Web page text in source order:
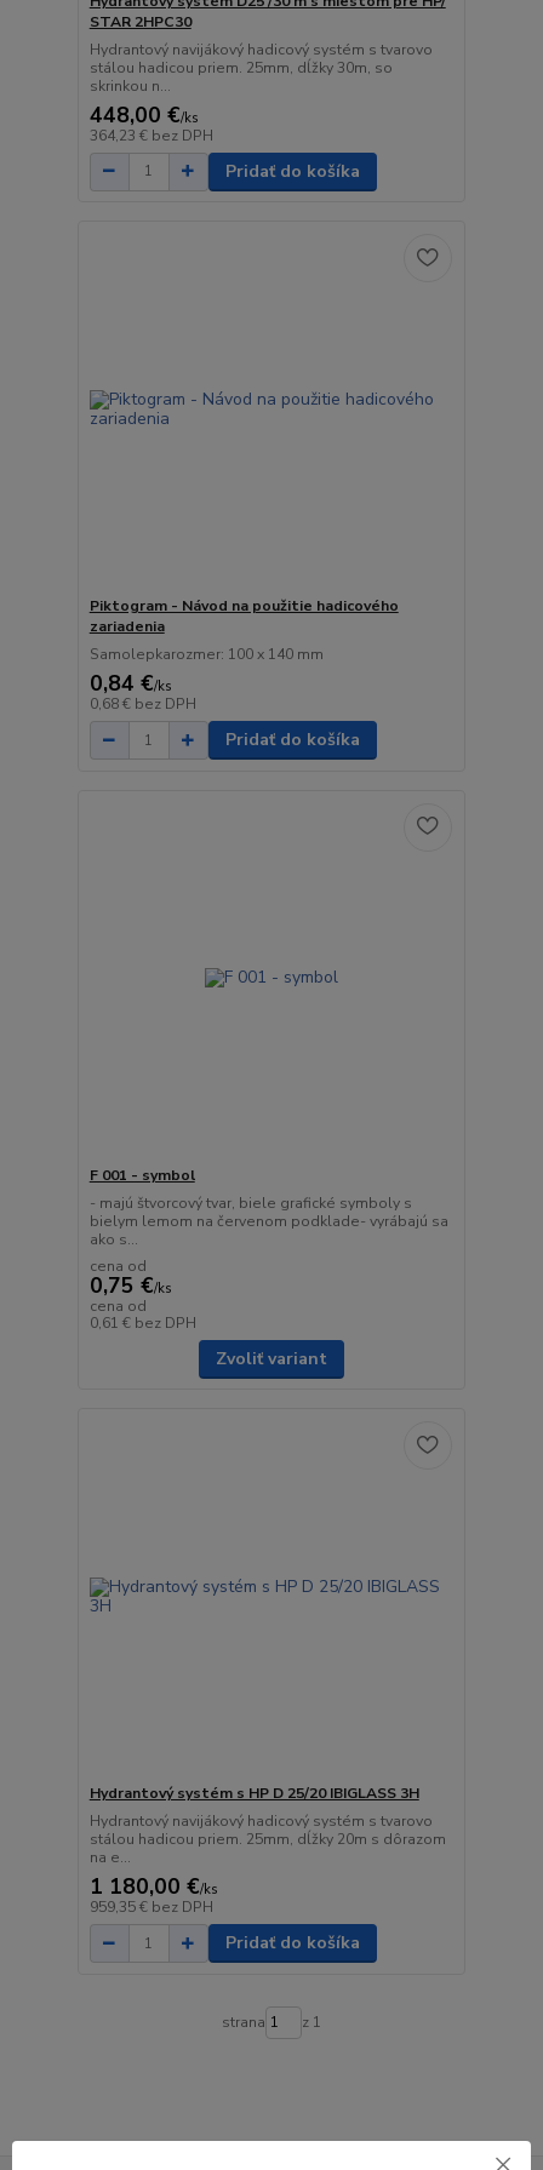
STAR 2HPC30
Hydrantový navijákový hadicový systém s tvarovo
stálou hadicou priem. 25mm, dĺžky 30m, so
skrinkou n...
448,00 €/ks
364,23 € bez DPH
Pridať do košíka
Piktogram - Návod na použitie hadicového
zariadenia
Samolepkarozmer: 100 x 140 mm
0,84 €/ks
0,68 € bez DPH
Pridať do košíka
F 001 - symbol
- majú štvorcový tvar, biele grafické symboly s
bielym lemom na červenom podklade- vyrábajú sa
ako s...
cena od
0,75 €/ks
cena od
0,61 € bez DPH
Zvoliť variant
Hydrantový systém s HP D 25/20 IBIGLASS 3H
Hydrantový navijákový hadicový systém s tvarovo
stálou hadicou priem. 25mm, dĺžky 20m s dôrazom
na e...
1 180,00 €/ks
959,35 € bez DPH
Pridať do košíka
strana z 1